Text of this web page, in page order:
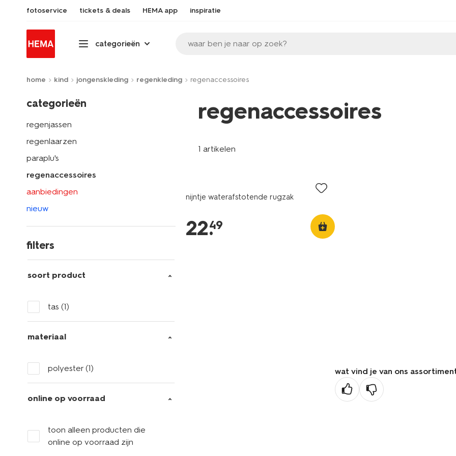
fotoservice tickets & deals HEMA app inspiratie
categorieën waar ben je naar op zoek?
home kind jongenskleding regenkleding regenaccessoires
categorieën
regenjassen
regenlaarzen
paraplu's
regenaccessoires
aanbiedingen
nieuw
filters
soort product
tas (1)
materiaal
polyester (1)
online op voorraad
toon alleen producten die
online op voorraad zijn
regenaccessoires
1 artikelen
nijntje waterafstotende rugzak
22.
49
wat vind je van ons